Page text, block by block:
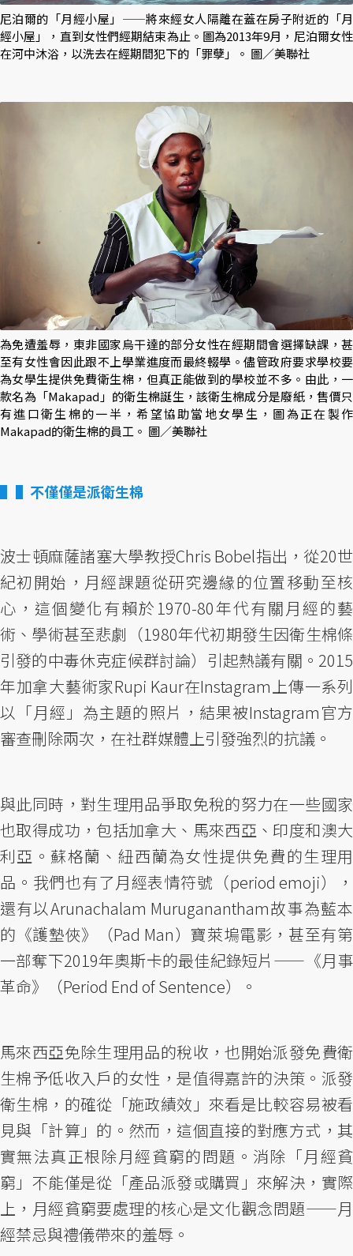
尼泊爾的「月經小屋」——將來經女人隔離在蓋在房子附近的「月
經小屋」，直到女性們經期結束為止。圖為2013年9月，尼泊爾女性
在河中沐浴，以洗去在經期間犯下的「罪孽」。 圖／美聯社
為免遭羞辱，東非國家烏干達的部分女性在經期間會選擇缺課，甚
至有女性會因此跟不上學業進度而最終輟學。儘管政府要求學校要
為女學生提供免費衛生棉，但真正能做到的學校並不多。由此，一
款名為「Makapad」的衛生棉誕生，該衛生棉成分是廢紙，售價只
有進口衛生棉的一半，希望協助當地女學生，圖為正在製作
Makapad的衛生棉的員工。 圖／美聯社
▌不僅僅是派衛生棉
波士頓麻薩諸塞大學教授Chris Bobel指出，從20世
紀初開始，月經課題從研究邊緣的位置移動至核
心，這個變化有賴於1970-80年代有關月經的藝
術、學術甚至悲劇（1980年代初期發生因衛生棉條
引發的中毒休克症候群討論）引起熱議有關。2015
年加拿大藝術家Rupi Kaur在Instagram上傳一系列
以「月經」為主題的照片，結果被Instagram官方
審查刪除兩次，在社群媒體上引發強烈的抗議。
與此同時，對生理用品爭取免稅的努力在一些國家
也取得成功，包括加拿大、馬來西亞、印度和澳大
利亞。蘇格蘭、紐西蘭為女性提供免費的生理用
品。我們也有了月經表情符號（period emoji），
還有以Arunachalam Muruganantham故事為藍本
的《護墊俠》（Pad Man）寶萊塢電影，甚至有第
一部奪下2019年奧斯卡的最佳紀錄短片——《月事
革命》（Period End of Sentence）。
馬來西亞免除生理用品的稅收，也開始派發免費衛
生棉予低收入戶的女性，是值得嘉許的決策。派發
衛生棉，的確從「施政績效」來看是比較容易被看
見與「計算」的。然而，這個直接的對應方式，其
實無法真正根除月經貧窮的問題。消除「月經貧
窮」不能僅是從「產品派發或購買」來解決，實際
上，月經貧窮要處理的核心是文化觀念問題——月
經禁忌與禮儀帶來的羞辱。